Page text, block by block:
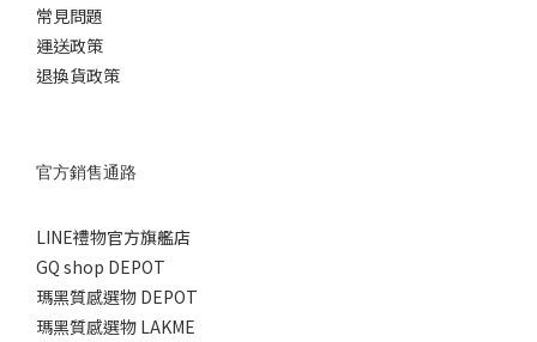
常見問題
運送政策
退換貨政策
官方銷售通路
LINE禮物官方旗艦店
GQ shop DEPOT
瑪黑質感選物 DEPOT
瑪黑質感選物 LAKME